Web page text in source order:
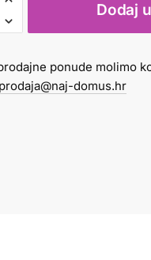
Dodaj
ponude molimo
prodaja@naj-domus.hr